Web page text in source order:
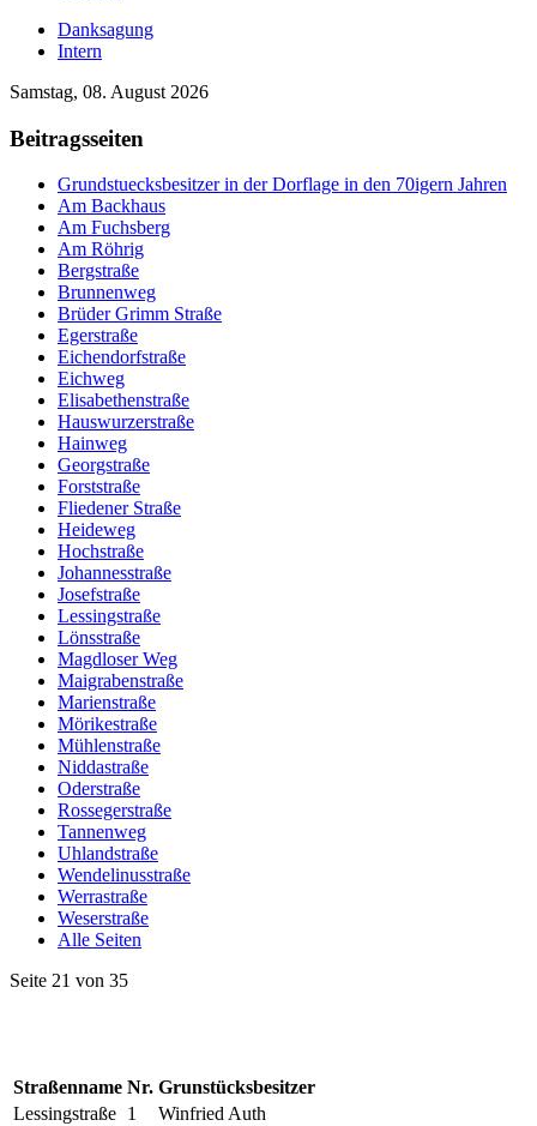
Danksagung
Intern
Samstag, 08. August 2026
Beitragsseiten
Grundstuecksbesitzer in der Dorflage in den 70igern Jahren
Am Backhaus
Am Fuchsberg
Am Röhrig
Bergstraße
Brunnenweg
Brüder Grimm Straße
Egerstraße
Eichendorfstraße
Eichweg
Elisabethenstraße
Hauswurzerstraße
Hainweg
Georgstraße
Forststraße
Fliedener Straße
Heideweg
Hochstraße
Johannesstraße
Josefstraße
Lessingstraße
Lönsstraße
Magdloser Weg
Maigrabenstraße
Marienstraße
Mörikestraße
Mühlenstraße
Niddastraße
Oderstraße
Rossegerstraße
Tannenweg
Uhlandstraße
Wendelinusstraße
Werrastraße
Weserstraße
Alle Seiten
Seite 21 von 35
Straßenname Nr. Grunstücksbesitzer
Lessingstraße 1 Winfried Auth